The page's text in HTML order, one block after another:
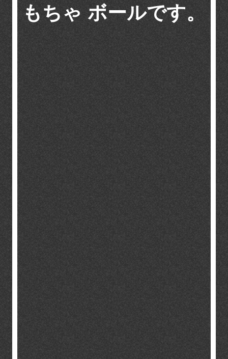
もちゃ ボールです。